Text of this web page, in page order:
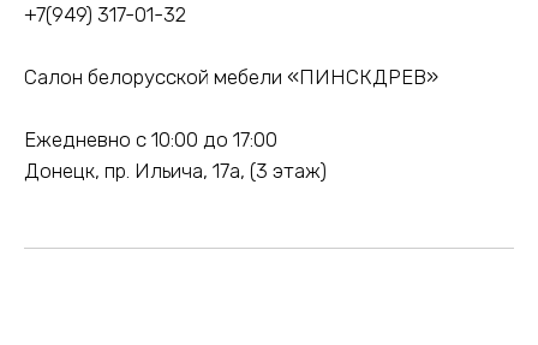
+7(949) 317-01-32
Салон белорусской мебели «ПИНСКДРЕВ»
Ежедневно с 10:00 до 17:00
Донецк, пр. Ильича, 17а, (3 этаж)